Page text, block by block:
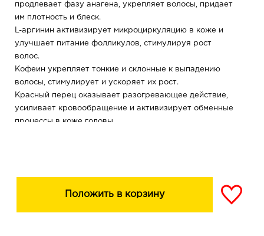
продлевает фазу анагена, укрепляет волосы, придает
им плотность и блеск.
L-аргинин активизирует микроциркуляцию в коже и
улучшает питание фолликулов, стимулируя рост
волос.
Кофеин укрепляет тонкие и склонные к выпадению
волосы, стимулирует и ускоряет их рост.
Красный перец оказывает разогревающее действие,
усиливает кровообращение и активизирует обменные
процессы в коже головы.
Максимальный результат достигается при комплексном
Положить в корзину